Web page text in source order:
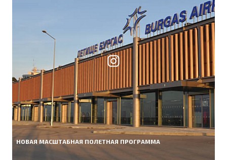
НОВАЯ МАСШТАБНАЯ ПОЛЕТНАЯ ПРОГРАММА